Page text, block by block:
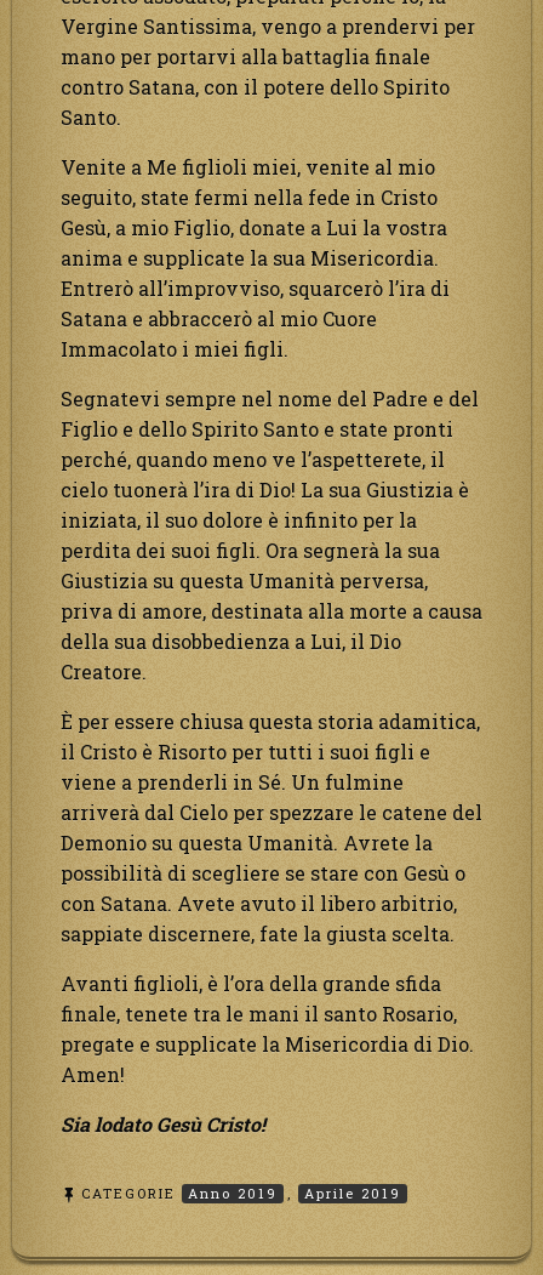
Vergine Santissima, vengo a prendervi per
mano per portarvi alla battaglia finale
contro Satana, con il potere dello Spirito
Santo.
Venite a Me figlioli miei, venite al mio
seguito, state fermi nella fede in Cristo
Gesù, a mio Figlio, donate a Lui la vostra
anima e supplicate la sua Misericordia.
Entrerò all’improvviso, squarcerò l’ira di
Satana e abbraccerò al mio Cuore
Immacolato i miei figli.
Segnatevi sempre nel nome del Padre e del
Figlio e dello Spirito Santo e state pronti
perché, quando meno ve l’aspetterete, il
cielo tuonerà l’ira di Dio! La sua Giustizia è
iniziata, il suo dolore è infinito per la
perdita dei suoi figli. Ora segnerà la sua
Giustizia su questa Umanità perversa,
priva di amore, destinata alla morte a causa
della sua disobbedienza a Lui, il Dio
Creatore.
È per essere chiusa questa storia adamitica,
il Cristo è Risorto per tutti i suoi figli e
viene a prenderli in Sé. Un fulmine
arriverà dal Cielo per spezzare le catene del
Demonio su questa Umanità. Avrete la
possibilità di scegliere se stare con Gesù o
con Satana. Avete avuto il libero arbitrio,
sappiate discernere, fate la giusta scelta.
Avanti figlioli, è l’ora della grande sfida
finale, tenete tra le mani il santo Rosario,
pregate e supplicate la Misericordia di Dio.
Amen!
Sia lodato Gesù Cristo!
CATEGORIE Anno 2019 , Aprile 2019